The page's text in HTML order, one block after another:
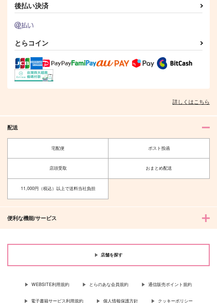
(CD)OrJourney 1st E
P「Appetizer」(初回
限定盤)
3,630円 （税込）
サンプル
さまっ
Anniversary CD＜
QUARTET NIGHT Ver
1,760円（税込）
後払い決済
とらコイン
詳しくはこちら
配送
宅配便 ポスト投函
店頭受取 おまとめ配送
11,000円（税込）以上で送料当社負担
便利な機能/サービス
店舗を探す
WEBSITE利用規約 とらのあな会員規約 通信販売ポイント規約
電子書籍サービス利用規約 個人情報保護方針 クッキーポリシー